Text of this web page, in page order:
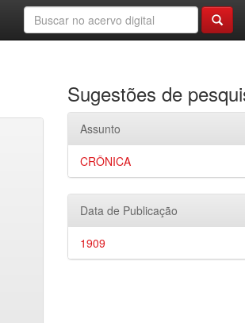
Sugestões de
Assunto
CRÔNICA
Data de Publicação
1909